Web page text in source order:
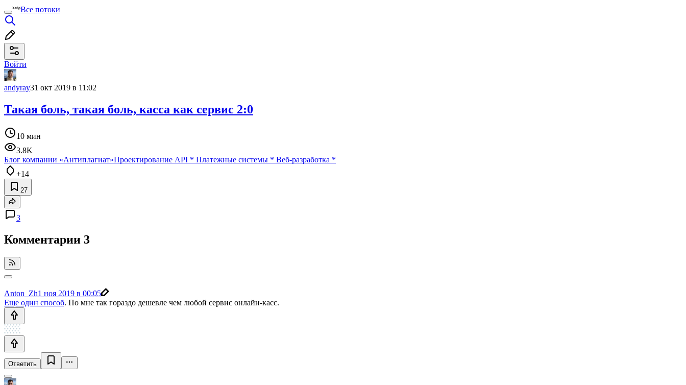
Все потоки
Войти
andyray31 окт 2019 в 11:02
Такая боль, такая боль, касса как сервис 2:0
10 мин
3.8K
Блог компании «Антиплагиат»Проектирование API * Платежные системы * Веб-разработка *
+14
27
3
Комментарии 3
Anton_Zh1 ноя 2019 в 00:05
Еще один способ. По мне так гораздо дешевле чем любой сервис онлайн-касс.
Ответить